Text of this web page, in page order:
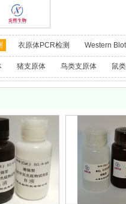
炎熙生物
衣原体PCR检测 Western
猪支原体 鸟类支原体 鼠